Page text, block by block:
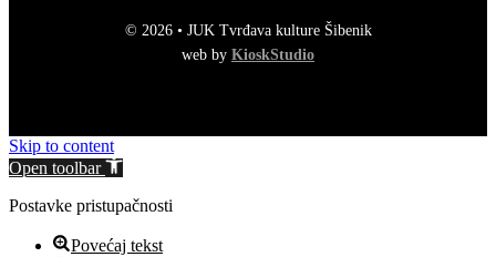
© 2026 • JUK Tvrđava kulture Šibenik
web by KioskStudio
Skip to content
Open toolbar
Postavke pristupačnosti
Povećaj tekst